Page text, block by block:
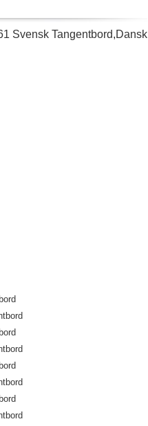
Svensk Tangentbord,Dansk